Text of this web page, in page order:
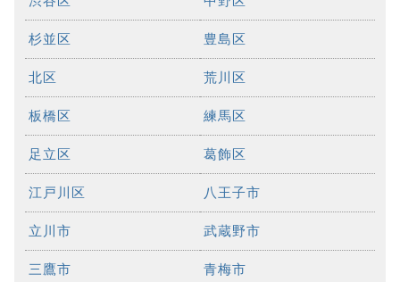
杉並区 豊島区
北区 荒川区
板橋区 練馬区
足立区 葛飾区
江戸川区 八王子市
立川市 武蔵野市
三鷹市 青梅市